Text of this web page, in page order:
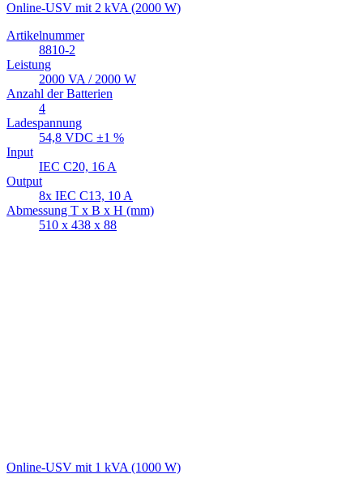
Online-USV mit 2 kVA (2000 W)
Artikelnummer
8810-2
Leistung
2000 VA / 2000 W
Anzahl der Batterien
4
Ladespannung
54,8 VDC ±1 %
Input
IEC C20, 16 A
Output
8x IEC C13, 10 A
Abmessung T x B x H (mm)
510 x 438 x 88
Online-USV mit 1 kVA (1000 W)